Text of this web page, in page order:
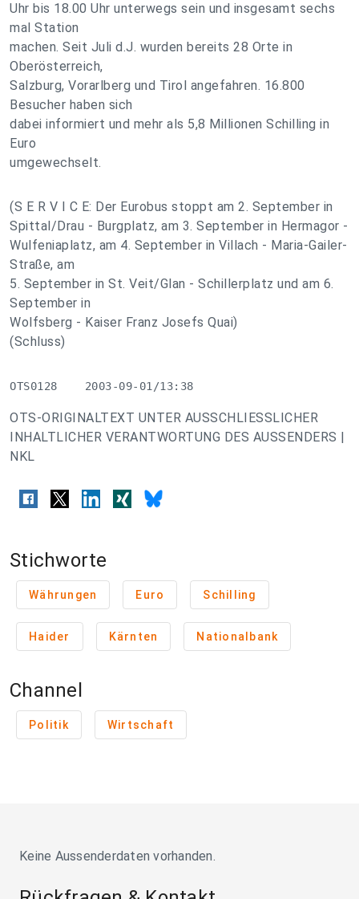
Uhr bis 18.00 Uhr unterwegs sein und insgesamt sechs
mal Station
machen. Seit Juli d.J. wurden bereits 28 Orte in
Oberösterreich,
Salzburg, Vorarlberg und Tirol angefahren. 16.800
Besucher haben sich
dabei informiert und mehr als 5,8 Millionen Schilling in
Euro
umgewechselt.
(S E R V I C E: Der Eurobus stoppt am 2. September in
Spittal/Drau - Burgplatz, am 3. September in Hermagor -
Wulfeniaplatz, am 4. September in Villach - Maria-Gailer-
Straße, am
5. September in St. Veit/Glan - Schillerplatz und am 6.
September in
Wolfsberg - Kaiser Franz Josefs Quai)
(Schluss)
OTS0128    2003-09-01/13:38
OTS-ORIGINALTEXT UNTER AUSSCHLIESSLICHER
INHALTLICHER VERANTWORTUNG DES AUSSENDERS |
NKL
Stichworte
Währungen Euro Schilling
Haider Kärnten Nationalbank
Channel
Politik Wirtschaft
Keine Aussenderdaten vorhanden.